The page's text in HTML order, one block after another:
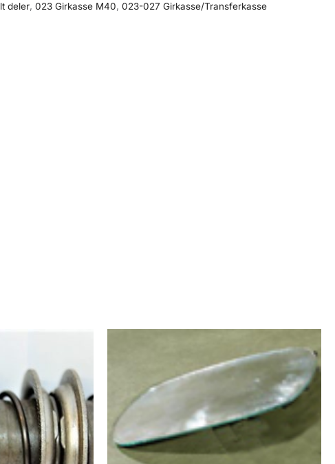
deler,023 Girkasse M40,023-027 Girkasse/Transferkasse